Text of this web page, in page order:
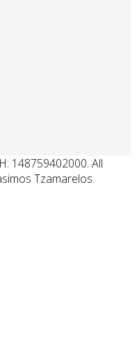
148759402000. All
Tzamarelos.